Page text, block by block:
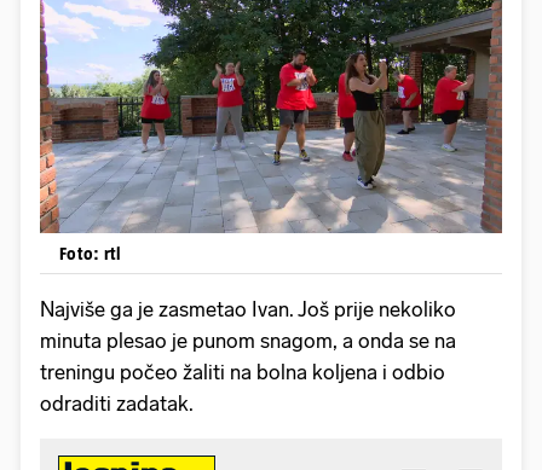
Foto: rtl
Najviše ga je zasmetao Ivan. Još prije nekoliko
minuta plesao je punom snagom, a onda se na
treningu počeo žaliti na bolna koljena i odbio
odraditi zadatak.